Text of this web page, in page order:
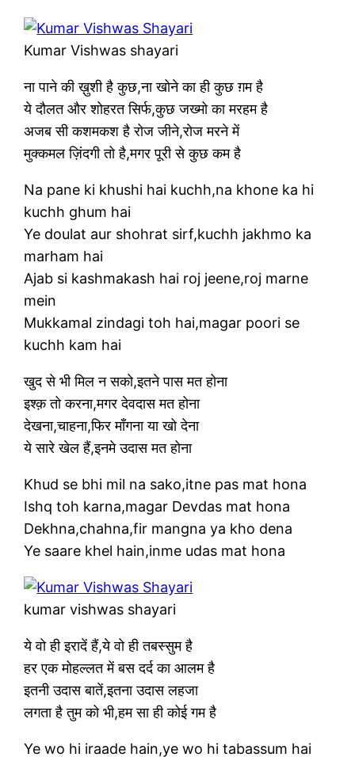
Kumar Vishwas shayari
ना पाने की ख़ुशी है कुछ,ना खोने का ही कुछ ग़म है
ये दौलत और शोहरत सिर्फ,कुछ जख्मो का मरहम है
अजब सी कशमकश है रोज जीने,रोज मरने में
मुक्कमल ज़िंदगी तो है,मगर पूरी से कुछ कम है
Na pane ki khushi hai kuchh,na khone ka hi
kuchh ghum hai
Ye doulat aur shohrat sirf,kuchh jakhmo ka
marham hai
Ajab si kashmakash hai roj jeene,roj marne
mein
Mukkamal zindagi toh hai,magar poori se
kuchh kam hai
खुद से भी मिल न सको,इतने पास मत होना
इश्क़ तो करना,मगर देवदास मत होना
देखना,चाहना,फिर माँगना या खो देना
ये सारे खेल हैं,इनमे उदास मत होना
Khud se bhi mil na sako,itne pas mat hona
Ishq toh karna,magar Devdas mat hona
Dekhna,chahna,fir mangna ya kho dena
Ye saare khel hain,inme udas mat hona
kumar vishwas shayari
ये वो ही इरादें हैं,ये वो ही तबस्सुम है
हर एक मोहल्लत में बस दर्द का आलम है
इतनी उदास बातें,इतना उदास लहजा
लगता है तुम को भी,हम सा ही कोई गम है
Ye wo hi iraade hain,ye wo hi tabassum hai